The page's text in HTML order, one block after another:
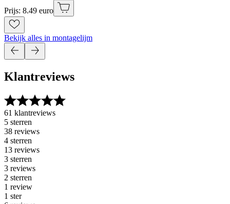
Prijs: 8.49 euro
Bekijk alles in montagelijm
Klantreviews
61 klantreviews
5 sterren
38 reviews
4 sterren
13 reviews
3 sterren
3 reviews
2 sterren
1 review
1 ster